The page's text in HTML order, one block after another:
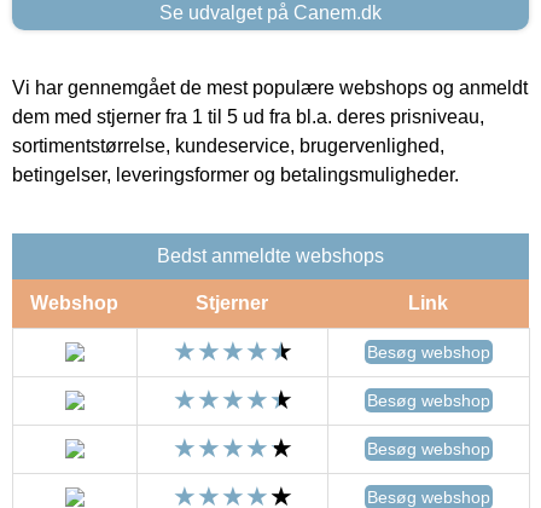
Se udvalget på Canem.dk
Vi har gennemgået de mest populære webshops og anmeldt
dem med stjerner fra 1 til 5 ud fra bl.a. deres prisniveau,
sortimentstørrelse, kundeservice, brugervenlighed,
betingelser, leveringsformer og betalingsmuligheder.
Bedst anmeldte webshops
Webshop Stjerner Link
Besøg webshop
Besøg webshop
Besøg webshop
Besøg webshop